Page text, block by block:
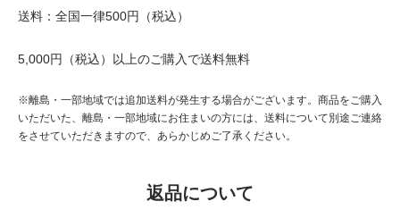
送料：全国一律500円（税込）
5,000円（税込）以上のご購入で送料無料
※離島・一部地域では追加送料が発生する場合がございます。商品をご購入
いただいた、離島・一部地域にお住まいの方には、送料について別途ご連絡
をさせていただきますので、あらかじめご了承ください。
返品について